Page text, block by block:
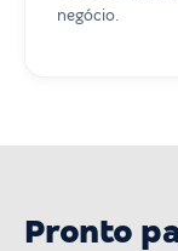
negócio.
Pronto